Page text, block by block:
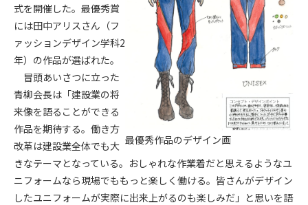
最優秀作品のデザイン画
式を開催した。最優秀賞
には田中アリスさん（フ
ァッションデザイン学科2
年）の作品が選ばれた。
冒頭あいさつに立った
青柳会長は「建設業の将
来像を語ることができる
作品を期待する。働き方
改革は建設業全体でも大
きなテーマとなっている。おしゃれな作業着だと思えるようなユ
ニフォームなら現場でももっと楽しく働ける。皆さんがデザイン
したユニフォームが実際に出来上がるのも楽しみだ」と思いを語
第4条（会員審査および資格の取り消し）
会員とは、本規約を承諾の上、所定の会員申込手続きを完了
後、管理者がこれを承認した者をいいます。
第4条（会員の定義と登録）
1. 管理者は前条により審査の結果、会員申込みをした者が以下
の何れかの項目に該当することがわかった場合、その者の会
員としての権限を承認しないことがあります。
(1) 会員申し込みをした者が実在しなかった場合
(2) 本規約に違反した場合/li>
(3) 会員申し込みの際、申告事項に虚偽があった場合
(4) 会員申込者が管理者所定の手続き通りに会員申込手続き処